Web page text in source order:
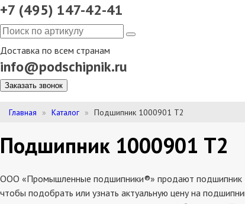
+7 (495) 147-42-41
Доставка по всем странам
info@podschipnik.ru
Заказать звонок
Главная Каталог Подшипник 1000901 Т2
Подшипник 1000901 Т2
ООО «Промышленные подшипники®» продают подшипник
чтобы подобрать или узнать актуальную цену на